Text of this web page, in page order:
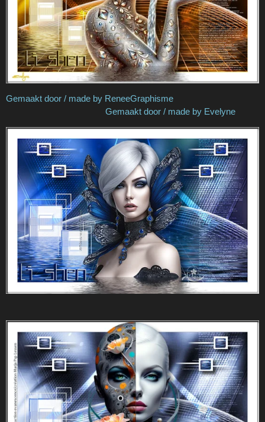
Gemaakt door / made by ReneeGraphisme
Gemaakt door / made by Evelyne